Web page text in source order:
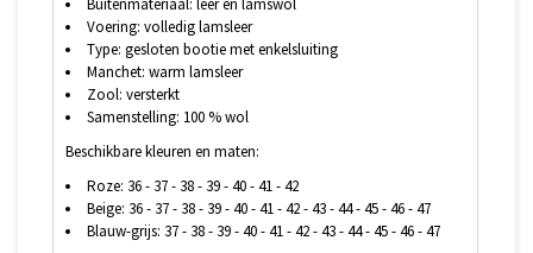
Voering: volledig lamsleer
Type: gesloten bootie met enkelsluiting
Manchet: warm lamsleer
Zool: versterkt
Samenstelling: 100 % wol
Beschikbare kleuren en maten:
Roze: 36 - 37 - 38 - 39 - 40 - 41 - 42
Beige: 36 - 37 - 38 - 39 - 40 - 41 - 42 - 43 - 44 - 45 - 46 - 47
Blauw-grijs: 37 - 38 - 39 - 40 - 41 - 42 - 43 - 44 - 45 - 46 - 47